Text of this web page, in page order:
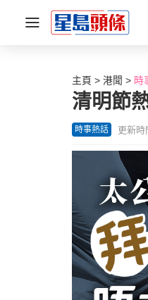
主頁 港聞 時
清明節
時事熱話 更新時